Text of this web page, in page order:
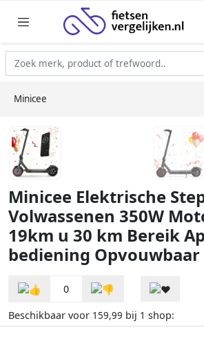
Minicee
Minicee Elektrische
Volwassenen 350W
19km u 30 km Bereik
bediening Opvouwbaar
0
Beschikbaar voor 159,99 bij 1 shop: